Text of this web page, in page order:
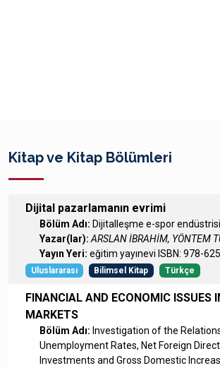
Kitap ve Kitap Bölümleri
Dijital pazarlamanın evrimi
Bölüm Adı: Dijitalleşme e-spor
Yazar(lar): ARSLAN İBRAHİM, YÖNTEM
Yayın Yeri: eğitim yayınevi ISBN: 978-
Uluslararası Bilimsel Kitap Türkçe
FINANCIAL AND ECONOMIC ISSUES
MARKETS
Bölüm Adı: Investigation of the
Unemployment Rates, Net Foreign Direct
Investments and Gross Domestic